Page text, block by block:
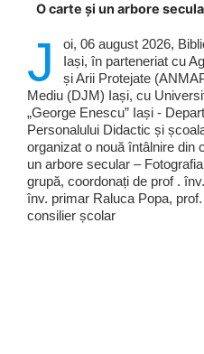
O carte și un arbore
J
oi, 06 august 2026,
Iași, în parteneriat cu
și Arii Protejate
Mediu (DJM) Iași, cu
„George Enescu” Iași -
Personalului Didactic și
organizat o nouă întâlnire din
un arbore secular –
grupă, coordonați de prof .
înv. primar Raluca Popa,
consilier școlar